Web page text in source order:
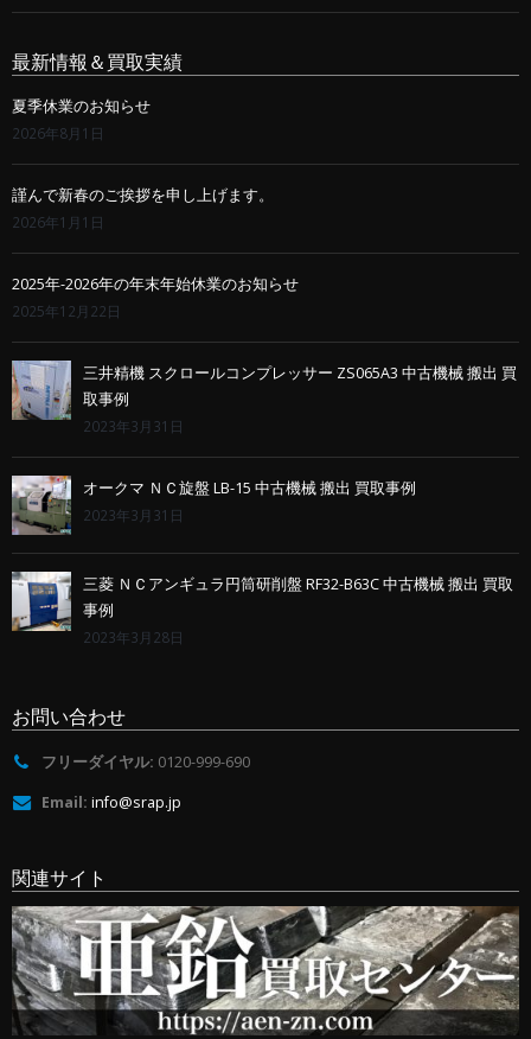
最新情報＆買取実績
夏季休業のお知らせ
2026年8月1日
謹んで新春のご挨拶を申し上げます。
2026年1月1日
2025年-2026年の年末年始休業のお知らせ
2025年12月22日
三井精機 スクロールコンプレッサー ZS065A3 中古機械 搬出 買
取事例
2023年3月31日
オークマ ＮＣ旋盤 LB-15 中古機械 搬出 買取事例
2023年3月31日
三菱 ＮＣアンギュラ円筒研削盤 RF32-B63C 中古機械 搬出 買取
事例
2023年3月28日
お問い合わせ
フリーダイヤル: 0120-999-690
Email: info@srap.jp
関連サイト